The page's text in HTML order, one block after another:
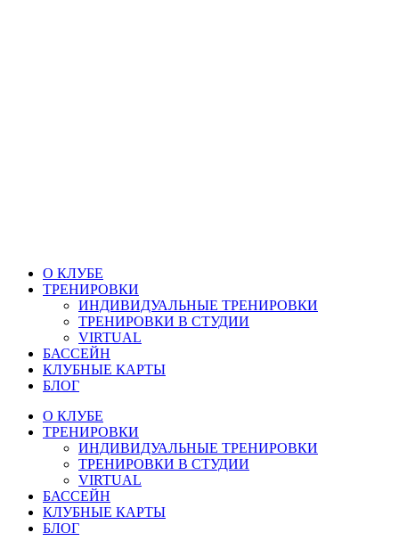
О КЛУБЕ
ТРЕНИРОВКИ
ИНДИВИДУАЛЬНЫЕ ТРЕНИРОВКИ
ТРЕНИРОВКИ В СТУДИИ
VIRTUAL
БАССЕЙН
КЛУБНЫЕ КАРТЫ
БЛОГ
О КЛУБЕ
ТРЕНИРОВКИ
ИНДИВИДУАЛЬНЫЕ ТРЕНИРОВКИ
ТРЕНИРОВКИ В СТУДИИ
VIRTUAL
БАССЕЙН
КЛУБНЫЕ КАРТЫ
БЛОГ